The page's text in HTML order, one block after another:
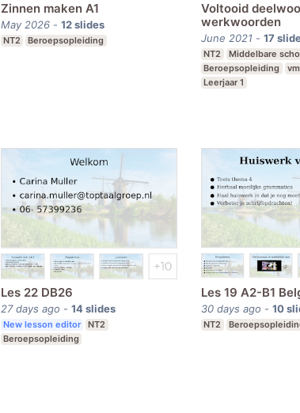
Zinnen maken A1
May 2026- 12 slides
NT2 Beroepsopleiding
Voltooid
werkwoorden
June 2021 - 17
NT2
Middelbare
Beroepsopleiding
Leerjaar 1
Les 22 DB26
27 days ago - 14 slides
New lesson editor
NT2
Beroepsopleiding
Les 19 A2-B1
30 days ago - 10
NT2